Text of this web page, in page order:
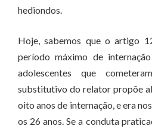
hediondos.
Hoje, sabemos que o artigo
período máximo de
adolescentes que
substitutivo do relator propõe
oito anos de internação, e era
os 26 anos. Se a conduta